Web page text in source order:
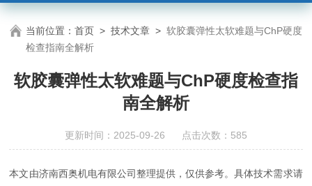
当前位置：首页 >技术文章 >软胶囊弹性太软难题与ChP硬度
检查指南全解析
软胶囊弹性太软难题与ChP硬度检查指
南全解析
更新时间：2025-09-26 点击次数：585
本文由济南西奥机电有限公司整理提供，仅供参考。具体技术需求请